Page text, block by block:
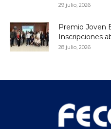
29 julio, 2026
Premio Joven
Inscripciones
28 julio, 2026